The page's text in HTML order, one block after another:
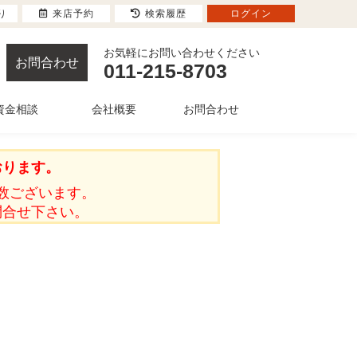
お問合わせ
お気軽にお問い合わせください
011-215-8703
金相談 会社概要 お問合わせ
ます。
ざいます。
せ下さい。
来店予約 検索履歴 ログイン